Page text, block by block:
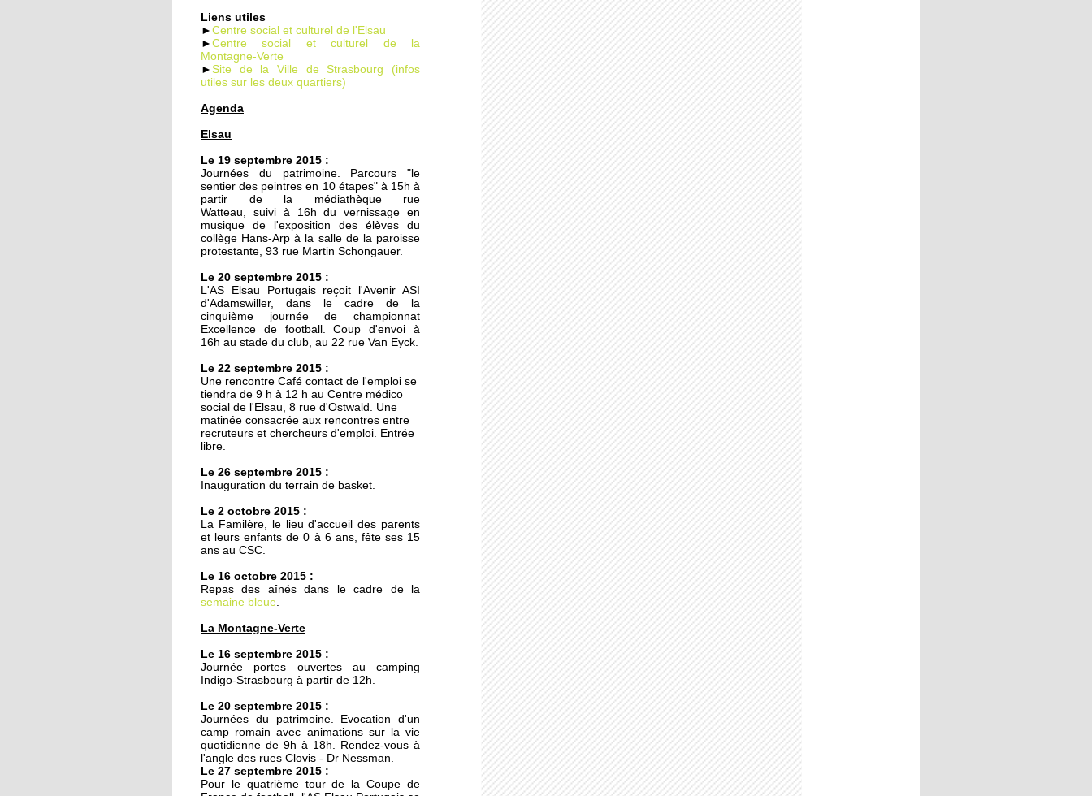
19 septembre 2014
La nounou des HLM
Le TJP à l'Elsau : Des
nouvelles des vieilles
18 septembre 2014
Un nouveau mirador à la
prison de Strasbourg
27 octobre 2011
Des locataires à l'abandon
L'étrange enclave
lingolsheimoise dans la
Montagne Verte
20 octobre 2011
animations de quartier
teintées de prosélytisme
20 octobre 2011
Ces recettes qui n'ont pas
pris une ride
18 octobre 2011
Le chemin du
Kammerfeld fait peau
neuve
18 octobre 2011
150 à 200 logements
prévus sur l'ex-site
Danone
18 octobre 2011
Liens utiles
► Centre social et culturel de l'Elsau
► Centre social et culturel de la
Montagne-Verte
► Site de la Ville de Strasbourg (infos
utiles sur les deux quartiers)
Agenda
Elsau
Le 19 septembre 2015 :
Journées du patrimoine. Parcours "le
sentier des peintres en 10 étapes" à 15h à
partir de la médiathèque rue
Watteau, suivi à 16h du vernissage en
musique de l'exposition des élèves du
collège Hans-Arp à la salle de la paroisse
protestante, 93 rue Martin Schongauer.
Le 20 septembre 2015 :
L'AS Elsau Portugais reçoit l'Avenir ASI
d'Adamswiller, dans le cadre de la
cinquième journée de championnat
Excellence de football. Coup d'envoi à
16h au stade du club, au 22 rue Van Eyck.
Le 22 septembre 2015 :
Une rencontre Café contact de l'emploi se
tiendra de 9 h à 12 h au Centre médico
social de l'Elsau, 8 rue d'Ostwald. Une
matinée consacrée aux rencontres entre
recruteurs et chercheurs d'emploi. Entrée
libre.
Le 26 septembre 2015 :
Inauguration du terrain de basket.
Le 2 octobre 2015 :
La Familère, le lieu d'accueil des parents
et leurs enfants de 0 à 6 ans, fête ses 15
ans au CSC.
Le 16 octobre 2015 :
Repas des aînés dans le cadre de la
semaine bleue.
La Montagne-Verte
Le 16 septembre 2015 :
Journée portes ouvertes au camping
Indigo-Strasbourg à partir de 12h.
Le 20 septembre 2015 :
Journées du patrimoine. Evocation d'un
camp romain avec animations sur la vie
quotidienne de 9h à 18h. Rendez-vous à
l'angle des rues Clovis - Dr Nessman.
Le 27 septembre 2015 :
Pour le quatrième tour de la Coupe de